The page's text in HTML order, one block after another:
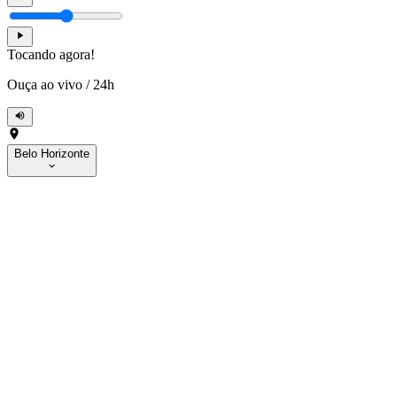
Tocando agora!
Ouça ao vivo / 24h
Belo Horizonte